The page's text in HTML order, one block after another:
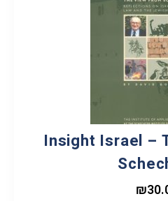
Insight Israel –
₪